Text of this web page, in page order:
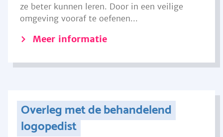
ze beter kunnen leren. Door in een veilige
omgeving vooraf te oefenen...
Meer informatie
Overleg met de behandelend
logopedist